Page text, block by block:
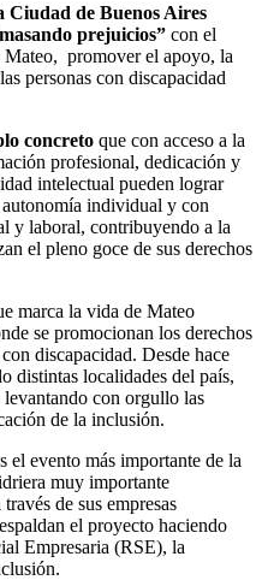
Ciudad de Buenos Aires
prejuicios” con el
promover el apoyo, la
personas con discapacidad
concreto que con acceso a la
profesional, dedicación y
intelectual pueden lograr
individual y con
y laboral, contribuyendo a la
el pleno goce de sus derechos
marca la vida de Mateo
se promocionan los derechos
discapacidad. Desde hace
distintas localidades del país,
levantando con orgullo las
de la inclusión.
el evento más importante de la
muy importante
través de sus empresas
el proyecto haciendo
Empresaria (RSE), la